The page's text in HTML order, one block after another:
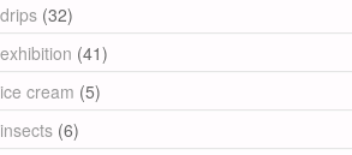
drips (32)
exhibition (41)
ice cream (5)
insects (6)